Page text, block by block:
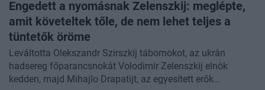
Engedett a nyomásnak Zelenszkij: meglépte,
amit követeltek tőle, de nem lehet teljes a
tüntetők öröme
Leváltotta Olekszandr Szirszkij tábornokot, az ukrán
hadsereg főparancsnokát Volodimir Zelenszkij elnök
kedden, majd Mihajlo Drapatijt, az egyesített erők